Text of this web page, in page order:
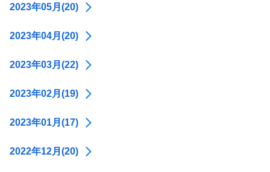
2023年05月(20)
2023年04月(20)
2023年03月(22)
2023年02月(19)
2023年01月(17)
2022年12月(20)